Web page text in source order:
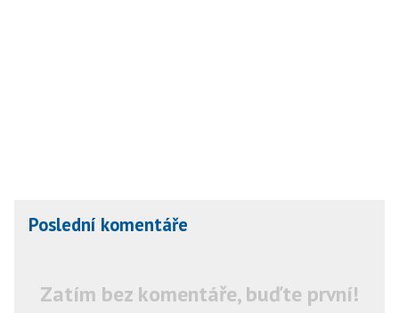
Poslední komentáře
Zatím bez komentáře, buďte první!